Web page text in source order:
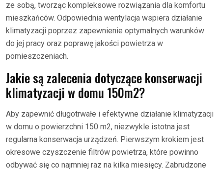
ze sobą, tworząc kompleksowe rozwiązania dla komfortu
mieszkańców. Odpowiednia wentylacja wspiera działanie
klimatyzacji poprzez zapewnienie optymalnych warunków
do jej pracy oraz poprawę jakości powietrza w
pomieszczeniach.
Jakie są zalecenia dotyczące konserwacji
klimatyzacji w domu 150m2?
Aby zapewnić długotrwałe i efektywne działanie klimatyzacji
w domu o powierzchni 150 m2, niezwykle istotna jest
regularna konserwacja urządzeń. Pierwszym krokiem jest
okresowe czyszczenie filtrów powietrza, które powinno
odbywać się co najmniej raz na kilka miesięcy. Zabrudzone